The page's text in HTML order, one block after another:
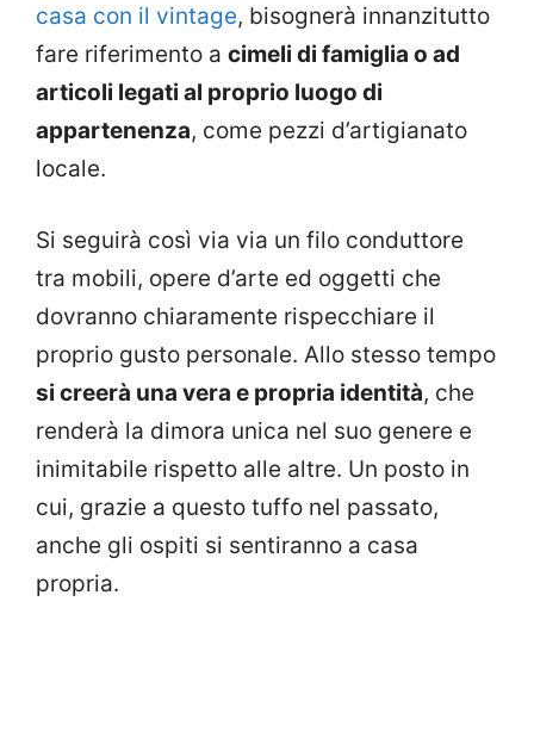
casa con il vintage, bisognerà innanzitutto
fare riferimento a cimeli di famiglia o ad
articoli legati al proprio luogo di
appartenenza, come pezzi d’artigianato
locale.
Si seguirà così via via un filo conduttore
tra mobili, opere d’arte ed oggetti che
dovranno chiaramente rispecchiare il
proprio gusto personale. Allo stesso tempo
si creerà una vera e propria identità, che
renderà la dimora unica nel suo genere e
inimitabile rispetto alle altre. Un posto in
cui, grazie a questo tuffo nel passato,
anche gli ospiti si sentiranno a casa
propria.